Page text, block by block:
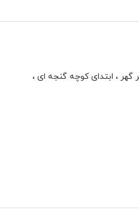
گهر ، ابتدای كوچه گنجه ای ،